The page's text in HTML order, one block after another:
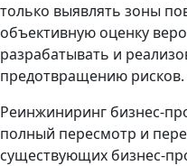
только выявлять зоны
объективную оценку
разрабатывать и
предотвращению рисков.
Реинжиниринг бизнес-
полный пересмотр и
существующих бизнес-